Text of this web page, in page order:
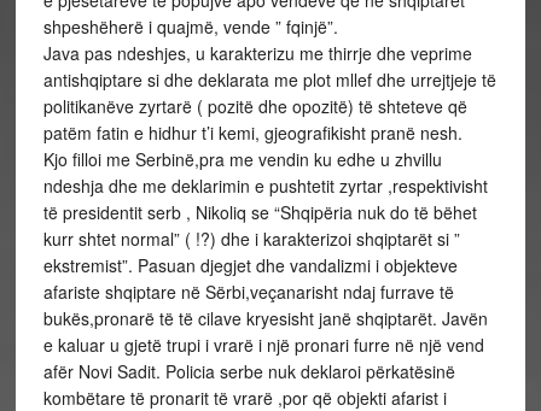
shpeshëherë i quajmë, vende ” fqinjë”.
Java pas ndeshjes, u karakterizu me thirrje dhe veprime
antishqiptare si dhe deklarata me plot mllef dhe urrejtjeje të
politikanëve zyrtarë ( pozitë dhe opozitë) të shteteve që
patëm fatin e hidhur t’i kemi, gjeografikisht pranë nesh.
Kjo filloi me Serbinë,pra me vendin ku edhe u zhvillu
ndeshja dhe me deklarimin e pushtetit zyrtar ,respektivisht
të presidentit serb , Nikoliq se “Shqipëria nuk do të bëhet
kurr shtet normal” ( !?) dhe i karakterizoi shqiptarët si ”
ekstremist”. Pasuan djegjet dhe vandalizmi i objekteve
afariste shqiptare në Sërbi,veçanarisht ndaj furrave të
bukës,pronarë të të cilave kryesisht janë shqiptarët. Javën
e kaluar u gjetë trupi i vrarë i një pronari furre në një vend
afër Novi Sadit. Policia serbe nuk deklaroi përkatësinë
kombëtare të pronarit të vrarë ,por që objekti afarist i